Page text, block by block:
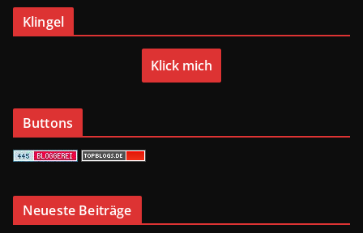
Klingel
Klick mich
Buttons
Neueste Beiträge